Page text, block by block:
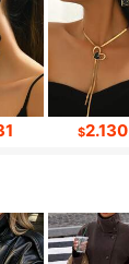
$2.130
de 21%